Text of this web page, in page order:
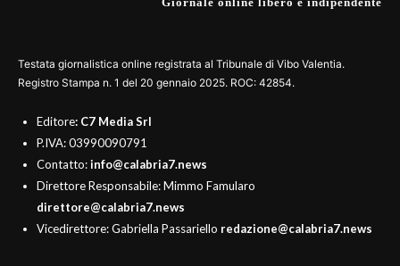
Testata giornalistica online registrata al Tribunale di Vibo Valentia.
Registro Stampa n. 1 del 20 gennaio 2025. ROC: 42854.
Editore: C7 Media Srl
P.IVA: 03990090791
Contatto:info@calabria7.news
Direttore Responsabile: Mimmo Famularo
direttore@calabria7.news
Vicedirettore: Gabriella Passariello redazione@calabria7.news